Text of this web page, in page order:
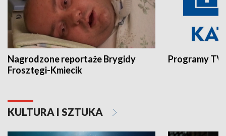
Nagrodzone reportaże Brygidy
Frosztęgi-Kmiecik
Programy
KULTURA I SZTUKA